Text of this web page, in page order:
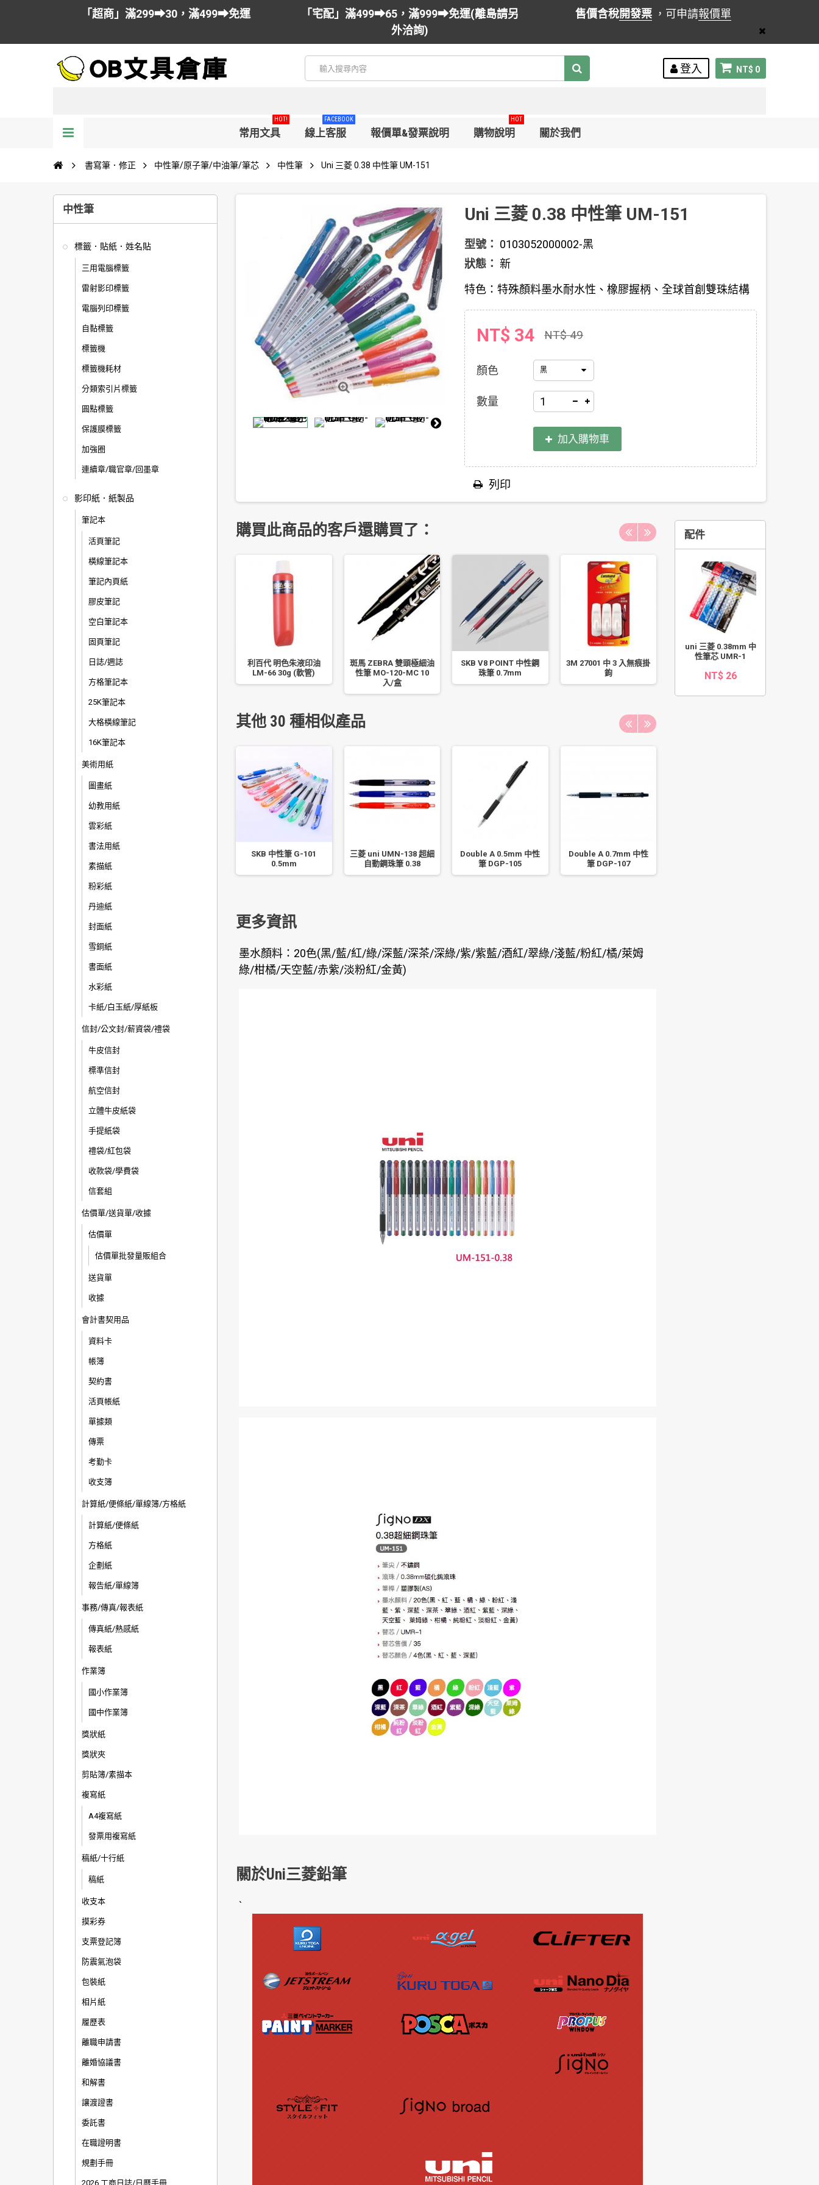
「超商」滿299➡30，滿499➡免運
「宅配」滿499➡65，滿999➡免運(離島請另
外洽詢)
售價含稅開發票 ，可申請報價單
NT$ 0
登入
常用文具
HOT!
線上客服
FACEBOOK
報價單&發票說明 購物說明
HOT
關於我們
書寫筆．修正 中性筆/原子筆/中油筆/筆芯 中性筆 Uni 三菱 0.38 中性筆 UM-151
中性筆
標籤．貼紙．姓名貼
三用電腦標籤
雷射影印標籤
電腦列印標籤
自黏標籤
標籤機
標籤機耗材
分類索引片標籤
圓點標籤
保護膜標籤
加強圈
連續章/職官章/回墨章
影印紙．紙製品
筆記本
活頁筆記
橫線筆記本
筆記內頁紙
膠皮筆記
空白筆記本
固頁筆記
日誌/週誌
方格筆記本
25K筆記本
大格橫線筆記
16K筆記本
美術用紙
圖畫紙
幼教用紙
雲彩紙
書法用紙
素描紙
粉彩紙
丹迪紙
封面紙
雪銅紙
書面紙
水彩紙
卡紙/白玉紙/厚紙板
信封/公文封/薪資袋/禮袋
牛皮信封
標準信封
航空信封
立體牛皮紙袋
手提紙袋
禮袋/紅包袋
收款袋/學費袋
信套組
估價單/送貨單/收據
估價單
估價單批發量販組合
送貨單
收據
會計書契用品
資料卡
帳簿
契約書
活頁帳紙
單據類
傳票
考勤卡
收支簿
計算紙/便條紙/單線簿/方格紙
計算紙/便條紙
方格紙
企劃紙
報告紙/單線簿
事務/傳真/報表紙
傳真紙/熱感紙
報表紙
作業簿
國小作業簿
國中作業簿
獎狀紙
獎狀夾
剪貼簿/素描本
複寫紙
A4複寫紙
發票用複寫紙
稿紙/十行紙
稿紙
收支本
摸彩券
支票登記簿
防震氣泡袋
包裝紙
相片紙
履歷表
離職申請書
離婚協議書
和解書
讓渡證書
委託書
在職證明書
規劃手冊
2026 工商日誌/日曆手冊
Uni 三菱 0.38 中性筆 UM-151
型號： 0103052000002-黑
狀態： 新
特色：特殊顏料墨水耐水性、橡膠握柄、全球首創雙珠結構
NT$ 34 NT$ 49
顏色 黑
數量
加入購物車
列印
購買此商品的客戶還購買了：
珠友 透明方形考試筆袋
利百代 明色朱液印油
LM-66 30g (軟管)
斑馬 ZEBRA 雙頭極細油
性筆 MO-120-MC 10
入/盒
SKB V8 POINT 中性鋼
珠筆 0.7mm
3M 27001 中 3 入無痕掛
鉤
LIFE 徠福 壓克力座席卡
架
其他 30 種相似產品
120 中性筆/0.38 12入
SKB 中性筆 G-101
0.5mm
三菱 uni UMN-138 超細
自動鋼珠筆 0.38
Double A 0.5mm 中性
筆 DGP-105
Double A 0.7mm 中性
筆 DGP-107
更多資訊
墨水顏料：20色(黑/藍/紅/綠/深藍/深茶/深綠/紫/紫藍/酒紅/翠綠/淺藍/粉紅/橘/萊姆
綠/柑橘/天空藍/赤紫/淡粉紅/金黃)
關於Uni三菱鉛筆
`
配件
uni 三菱 0.38mm 中
性筆芯 UMR-1
NT$ 26